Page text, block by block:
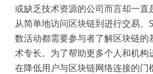
或缺乏技术资源的公司而言却一直
从简单地访问区块链到进行交易
数活动都需要参与者了解区块链的
术专长。为了帮助更多个人和机构
在降低用户与区块链网络连接的